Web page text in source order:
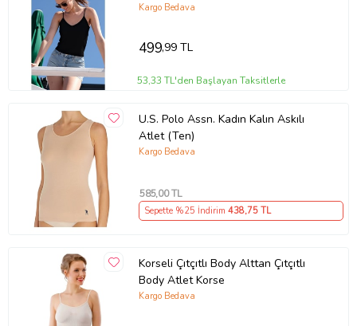
Kargo Bedava
499,99 TL
53,33 TL'den Başlayan Taksitlerle
U.S. Polo Assn. Kadın Kalın Askılı
Atlet (Ten)
Kargo Bedava
585,00 TL
Sepette %25 İndirim 438,75 TL
Korseli Çıtçıtlı Body Alttan Çıtçıtlı
Body Atlet Korse
Kargo Bedava